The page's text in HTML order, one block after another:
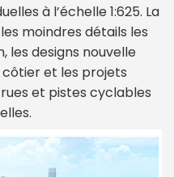
à l’échelle 1:625. La
moindres détails les
les designs nouvelle
et les projets
rues et pistes cyclables